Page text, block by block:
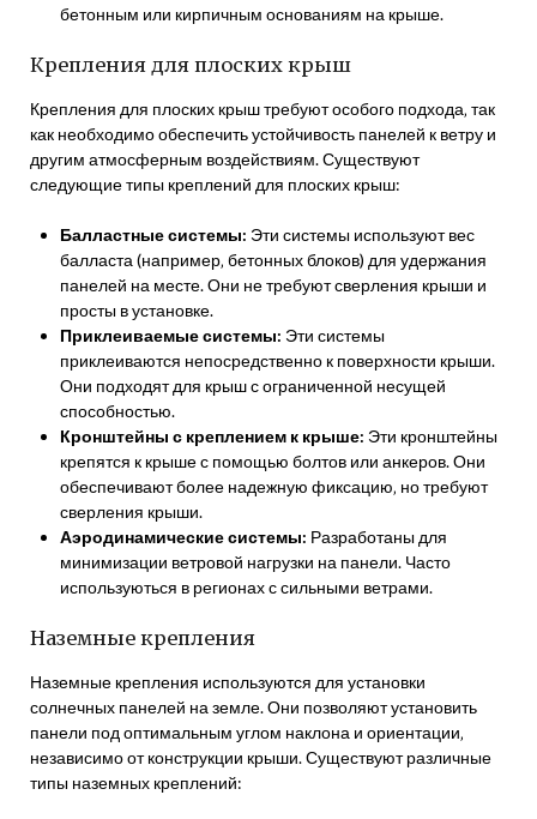
бетонным или кирпичным основаниям на крыше.
Крепления для плоских крыш
Крепления для плоских крыш требуют особого подхода‚ так
как необходимо обеспечить устойчивость панелей к ветру и
другим атмосферным воздействиям. Существуют
следующие типы креплений для плоских крыш:
Балластные системы: Эти системы используют вес
балласта (например‚ бетонных блоков) для удержания
панелей на месте. Они не требуют сверления крыши и
просты в установке.
Приклеиваемые системы: Эти системы
приклеиваются непосредственно к поверхности крыши.
Они подходят для крыш с ограниченной несущей
способностью.
Кронштейны с креплением к крыше: Эти кронштейны
крепятся к крыше с помощью болтов или анкеров. Они
обеспечивают более надежную фиксацию‚ но требуют
сверления крыши.
Аэродинамические системы: Разработаны для
минимизации ветровой нагрузки на панели. Часто
используються в регионах с сильными ветрами.
Наземные крепления
Наземные крепления используются для установки
солнечных панелей на земле. Они позволяют установить
панели под оптимальным углом наклона и ориентации‚
независимо от конструкции крыши. Существуют различные
типы наземных креплений: